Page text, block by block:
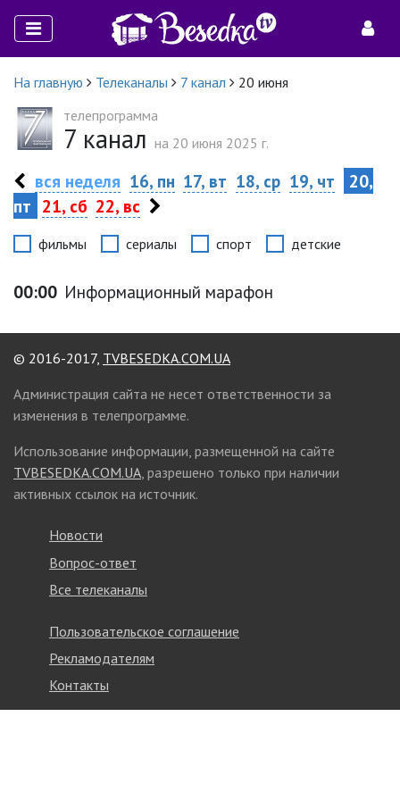
На главную Телеканалы 7 канал
20 июня
телепрограмма
7 канал на 20 июня 2025 г.
вся неделя 16, пн 17, вт 18, ср 19, чт
20,
пт 21, сб 22, вс
фильмы сериалы спорт детские
00:00 Информационный марафон
© 2016-2017, TVBESEDKA.COM.UA
Администрация сайта не несет ответственности за
изменения в телепрограмме.
Использование информации, размещенной на сайте
TVBESEDKA.COM.UA, разрешено только при наличии
активных ссылок на источник.
Новости
Вопрос-ответ
Все телеканалы
Пользовательское соглашение
Рекламодателям
Контакты